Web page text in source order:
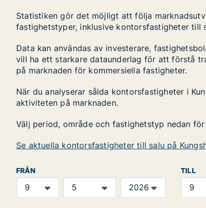
Statistiken gör det möjligt att följa
fastighetstyper, inklusive kontorsfastigheter till
Data kan användas av investerare,
vill ha ett starkare dataunderlag för att förstå
på marknaden för kommersiella fastigheter.
När du analyserar sålda kontorsfastigheter i
aktiviteten på marknaden.
Välj period, område och fastighetstyp nedan
Se aktuella kontorsfastigheter till salu på
FRÅN TILL